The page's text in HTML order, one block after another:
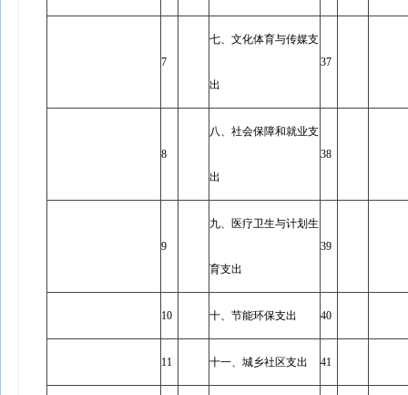
7
七、文化体育与传媒支
出
37
8
八、社会保障和就业支
出
38
9
九、医疗卫生与计划生
育支出
39
10 十、节能环保支出 40
11 十一、城乡社区支出 41